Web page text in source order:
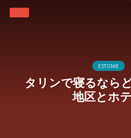
ESTONIE
タリンで寝るなら
地区とホ